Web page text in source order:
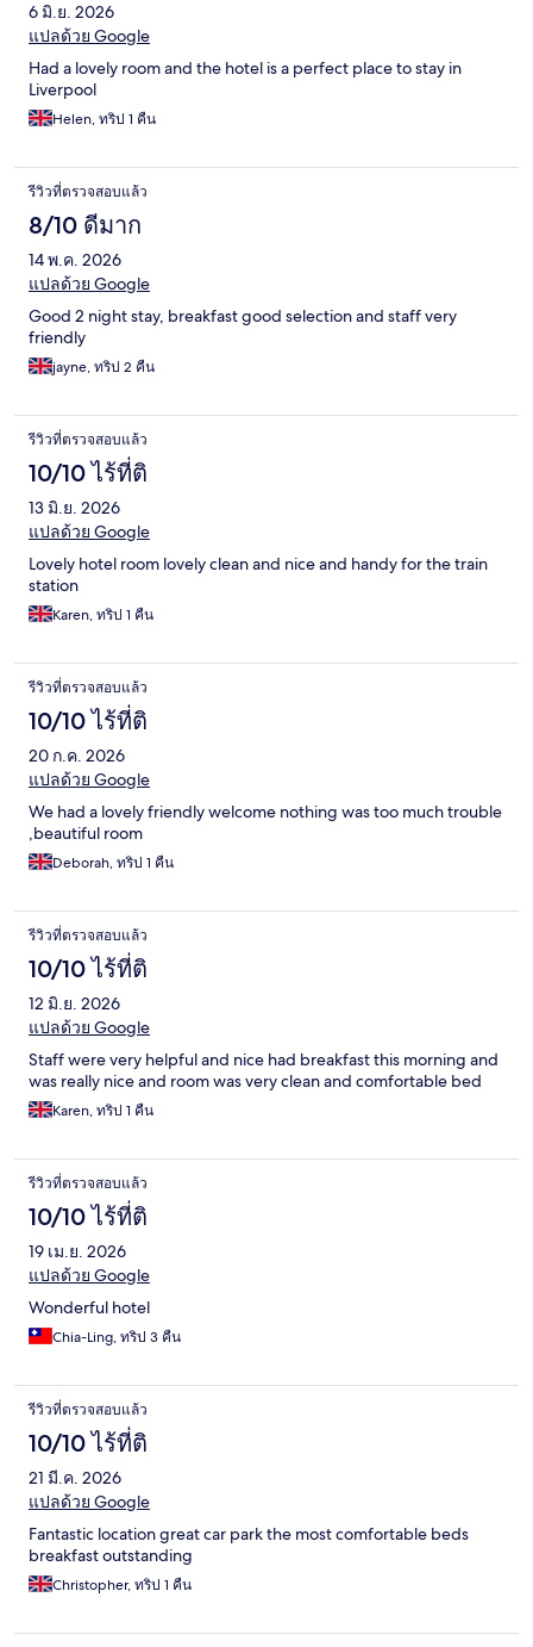
6 มิ.ย. 2026
แปลด้วย Google
Had a lovely room and the hotel is a perfect place to stay in
Liverpool
Helen, ทริป 1 คืน
รีวิวที่ตรวจสอบแล้ว
8/10 ดีมาก
14 พ.ค. 2026
แปลด้วย Google
Good 2 night stay, breakfast good selection and staff very
friendly
jayne, ทริป 2 คืน
รีวิวที่ตรวจสอบแล้ว
10/10 ไร้ที่ติ
13 มิ.ย. 2026
แปลด้วย Google
Lovely hotel room lovely clean and nice and handy for the train
station
Karen, ทริป 1 คืน
รีวิวที่ตรวจสอบแล้ว
10/10 ไร้ที่ติ
20 ก.ค. 2026
แปลด้วย Google
We had a lovely friendly welcome nothing was too much trouble
,beautiful room
Deborah, ทริป 1 คืน
รีวิวที่ตรวจสอบแล้ว
10/10 ไร้ที่ติ
12 มิ.ย. 2026
แปลด้วย Google
Staff were very helpful and nice had breakfast this morning and
was really nice and room was very clean and comfortable bed
Karen, ทริป 1 คืน
รีวิวที่ตรวจสอบแล้ว
10/10 ไร้ที่ติ
19 เม.ย. 2026
แปลด้วย Google
Wonderful hotel
Chia-Ling, ทริป 3 คืน
รีวิวที่ตรวจสอบแล้ว
10/10 ไร้ที่ติ
21 มี.ค. 2026
แปลด้วย Google
Fantastic location great car park the most comfortable beds
breakfast outstanding
Christopher, ทริป 1 คืน